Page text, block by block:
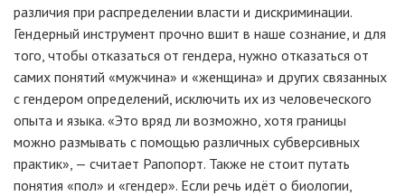
различия при распределении власти и дискриминации.
Гендерный инструмент прочно вшит в наше сознание, и для
того, чтобы отказаться от гендера, нужно отказаться от
самих понятий «мужчина» и «женщина» и других связанных
с гендером определений, исключить их из человеческого
опыта и языка. «Это вряд ли возможно, хотя границы
можно размывать с помощью различных субверсивных
практик», — считает Рапопорт. Также не стоит путать
понятия «пол» и «гендер». Если речь идёт о биологии,